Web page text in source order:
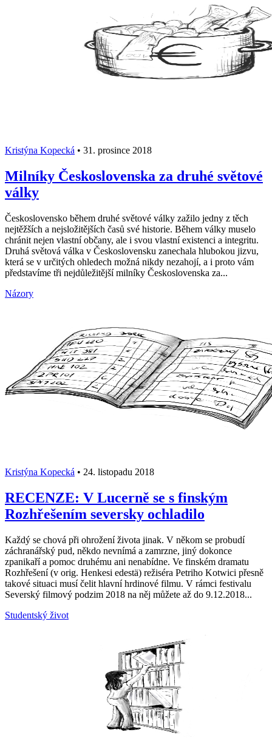
Kristýna Kopecká • 31. prosince 2018
Milníky Československa za druhé světové
války
Československo během druhé světové války zažilo jedny z těch
nejtěžších a nejsložitějších časů své historie. Během války muselo
chránit nejen vlastní občany, ale i svou vlastní existenci a integritu.
Druhá světová válka v Československu zanechala hlubokou jizvu,
která se v určitých ohledech možná nikdy nezahojí, a i proto vám
představíme tři nejdůležitější milníky Československa za...
Názory
Kristýna Kopecká • 24. listopadu 2018
RECENZE: V Lucerně se s finským
Rozhřešením seversky ochladilo
Každý se chová při ohrožení života jinak. V někom se probudí
záchranářský pud, někdo nevnímá a zamrzne, jiný dokonce
zpanikaří a pomoc druhému ani nenabídne. Ve finském dramatu
Rozhřešení (v orig. Henkesi edestä) režiséra Petriho Kotwici přesně
takové situaci musí čelit hlavní hrdinové filmu. V rámci festivalu
Severský filmový podzim 2018 na něj můžete až do 9.12.2018...
Studentský život